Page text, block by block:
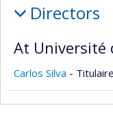
Directors
At Université
Carlos Silva - Titulaire